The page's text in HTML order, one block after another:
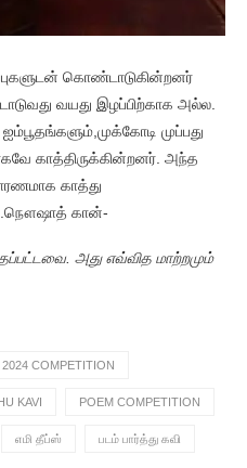
கொண்டாடுகின்றனர்
வயது இழப்பிற்காக அல்ல.
முப்பது
காத்திருக்கின்றனர். அந்த
காத்து
கான்-
அது எவ்வித மாற்றமும்
2024 COMPETITION
KAVI POEM COMPETITION
எமி தீப்ஸ் படம் பார்த்து கவி